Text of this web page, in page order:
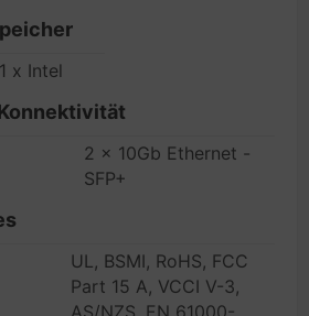
1 x Intel
2 x 10Gb Ethernet -
SFP+
UL, BSMI, RoHS, FCC
Part 15 A, VCCI V-3,
AS/NZS, EN 61000-